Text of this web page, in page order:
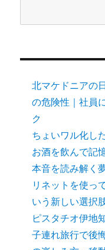
北マケドニアの
の危険性｜社員
ク
ちょいワル化し
お酒を飲んで記
本音を読み解く
リネットを使っ
いう新しい選択
ピスタチオ伊地
子連れ旅行で後